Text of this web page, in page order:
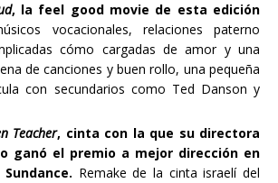
, la feel good movie de esta edición
vocacionales, relaciones paterno
cómo cargadas de amor y una
de canciones y buen rollo, una pequeña
con secundarios como Ted Danson y
Teacher, cinta con la que su directora
ganó el premio a mejor dirección en
Remake de la cinta israelí del